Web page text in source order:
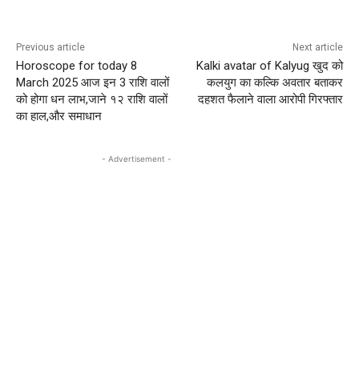
Previous article
Horoscope for today 8
March 2025 आज इन 3 राशि वालों
को होगा धन लाभ,जाने १२ राशि वालों
का हाल,और समाधान
Next article
Kalki avatar of Kalyug खुद को
कलयुग का कल्कि अवतार बताकर
दहशत फैलाने वाला आरोपी गिरफ्तार
- Advertisement -